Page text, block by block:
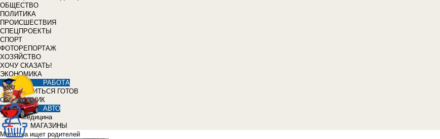
ОБЩЕСТВО
ПОЛИТИКА
ПРОИСШЕСТВИЯ
СПЕЦПРОЕКТЫ
СПОРТ
ФОТОРЕПОРТАЖ
ХОЗЯЙСТВО
ХОЧУ СКАЗАТЬ!
ЭКОНОМИКА
РАБОТА
УЧИТЬСЯ ГОТОВ
СПРАВОЧНИК
АВТО
Медицина
МАГАЗИНЫ
Малютка ищет родителей